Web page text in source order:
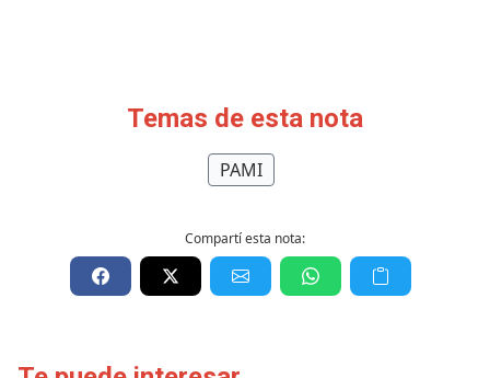
Temas de esta nota
PAMI
Compartí esta nota: